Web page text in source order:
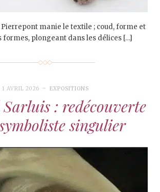
Pierrepont manie le textile ; coud, forme et
formes, plongeant dans les délices […]
1 AVRIL 2026 EXPOSITIONS
: redécouverte
singulier